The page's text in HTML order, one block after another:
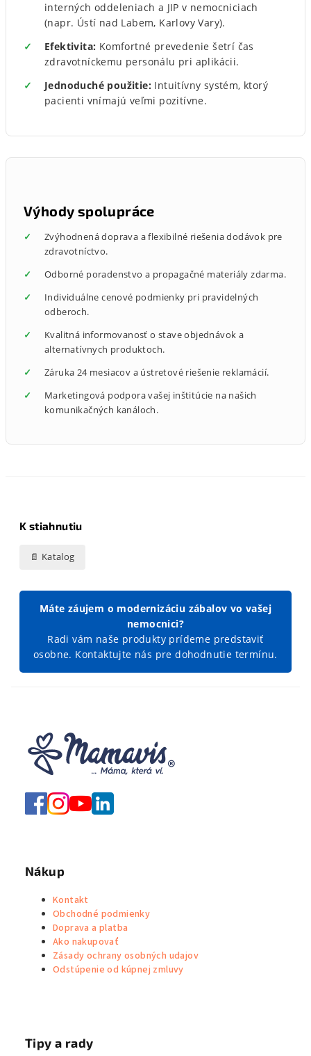
interných oddeleniach a JIP v nemocniciach
(napr. Ústí nad Labem, Karlovy Vary).
Efektivita: Komfortné prevedenie šetrí čas
zdravotníckemu personálu pri aplikácii.
Jednoduché použitie: Intuitívny systém, ktorý
pacienti vnímajú veľmi pozitívne.
Výhody spolupráce
Zvýhodnená doprava a flexibilné riešenia dodávok pre
zdravotníctvo.
Odborné poradenstvo a propagačné materiály zdarma.
Individuálne cenové podmienky pri pravidelných
odberoch.
Kvalitná informovanosť o stave objednávok a
alternatívnych produktoch.
Záruka 24 mesiacov a ústretové riešenie reklamácií.
Marketingová podpora vašej inštitúcie na našich
komunikačných kanáloch.
K stiahnutiu
📄 Katalog
Máte záujem o modernizáciu zábalov vo vašej
nemocnici?
Radi vám naše produkty prídeme predstaviť
osobne. Kontaktujte nás pre dohodnutie termínu.
Nákup
Kontakt
Obchodné podmienky
Doprava a platba
Ako nakupovať
Zásady ochrany osobných udajov
Odstúpenie od kúpnej zmluvy
Tipy a rady